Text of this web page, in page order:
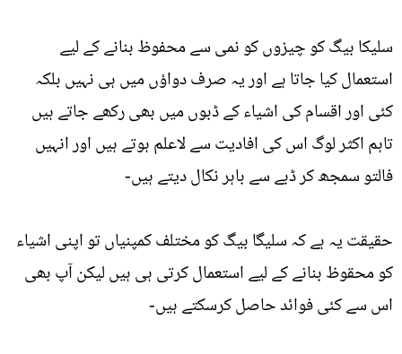
سلیکا بیگ کو چیزوں کو نمی سے محفوظ بنانے کے لیے
استعمال کیا جاتا ہے اور یہ صرف دواؤں میں ہی نہیں بلکہ
کئی اور اقسام کی اشیاﺀ کے ڈبوں میں بھی رکھے جاتے ہیں
تاہم اکثر لوگ اس کی افادیت سے لاعلم ہوتے ہیں اور انہیں
فالتو سمجھ کر ڈبے سے باہر نکال دیتے ہیں-
حقیقت یہ ہے کہ سلیگا بیگ کو مختلف کمپنیاں تو اپنی اشیاﺀ
کو محقوظ بنانے کے لیے استعمال کرتی ہی ہیں لیکن آپ بھی
اس سے کئی فوائد حاصل کرسکتے ہیں-